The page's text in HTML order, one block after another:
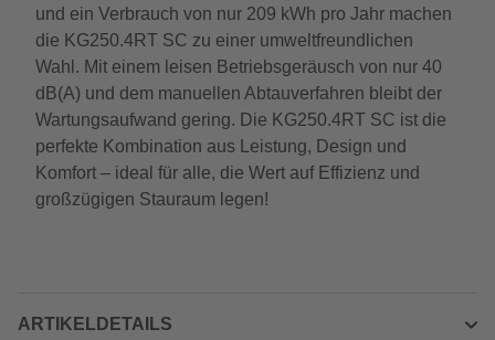
und ein Verbrauch von nur 209 kWh pro Jahr machen
die KG250.4RT SC zu einer umweltfreundlichen
Wahl. Mit einem leisen Betriebsgeräusch von nur 40
dB(A) und dem manuellen Abtauverfahren bleibt der
Wartungsaufwand gering. Die KG250.4RT SC ist die
perfekte Kombination aus Leistung, Design und
Komfort – ideal für alle, die Wert auf Effizienz und
großzügigen Stauraum legen!
ARTIKELDETAILS